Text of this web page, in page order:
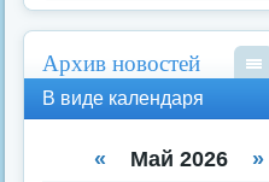
Архив новостей
спи
В виде календаря
« Май 2026 »